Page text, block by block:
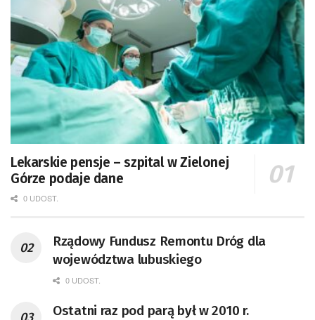
Lekarskie pensje – szpital w Zielonej
Górze podaje dane
0 UDOST.
Rządowy Fundusz Remontu Dróg dla
województwa lubuskiego
0 UDOST.
Ostatni raz pod parą był w 2010 r.